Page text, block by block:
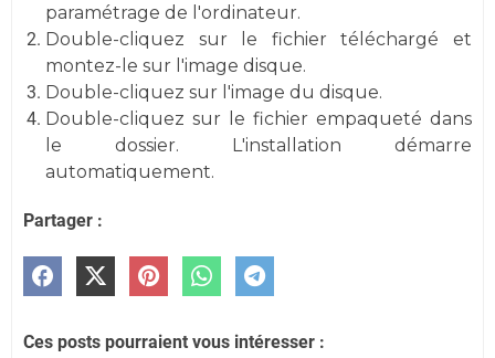
paramétrage de l'ordinateur.
Double-cliquez sur le fichier téléchargé et
montez-le sur l'image disque.
Double-cliquez sur l'image du disque.
Double-cliquez sur le fichier empaqueté dans
le dossier. L'installation démarre
automatiquement.
Partager :
Ces posts pourraient vous intéresser :